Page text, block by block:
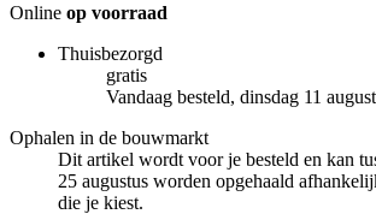
Online op voorraad
Thuisbezorgd
gratis
Vandaag besteld, dinsdag 11
Ophalen in de bouwmarkt
Dit artikel wordt voor je besteld en kan
25 augustus worden opgehaald
die je kiest.